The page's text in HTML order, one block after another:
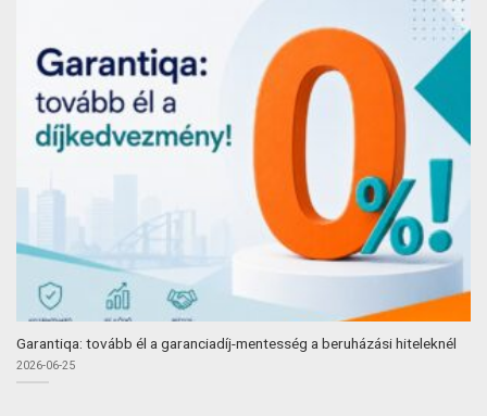
Garantiqa: tovább él a garanciadíj-mentesség a beruházási hiteleknél
2026-06-25